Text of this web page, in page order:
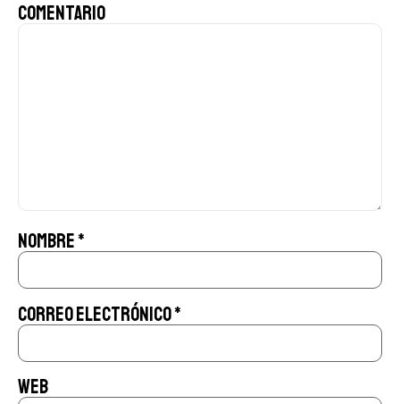
Comentario
Nombre*
Correo electrónico*
Web